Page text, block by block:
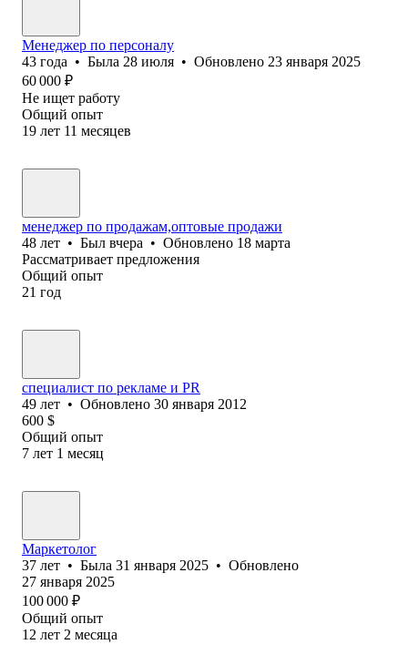
Менеджер по персоналу
43 года • Была 28 июля • Обновлено 23 января 2025
60 000 ₽
Не ищет работу
Общий опыт
19 лет 11 месяцев
менеджер по продажам,оптовые продажи
48 лет • Был вчера • Обновлено 18 марта
Рассматривает предложения
Общий опыт
21 год
специалист по рекламе и PR
49 лет • Обновлено 30 января 2012
600 $
Общий опыт
7 лет 1 месяц
Маркетолог
37 лет • Была 31 января 2025 • Обновлено
27 января 2025
100 000 ₽
Общий опыт
12 лет 2 месяца